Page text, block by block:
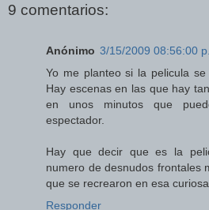
9 comentarios:
Anónimo 3/15/2009 08:56:00
Yo me planteo si la pelicula
Hay escenas en las que hay
en unos minutos que
espectador.
Hay que decir que es la
numero de desnudos frontales
que se recrearon en esa
Responder